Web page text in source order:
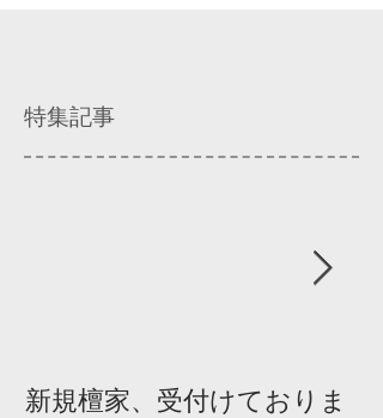
特集記事
新規檀家、受付けておりま